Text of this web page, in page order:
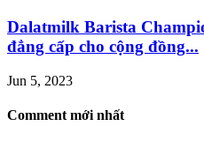
Dalatmilk Barista
đẳng cấp cho cộng đồng...
Jun 5, 2023
Comment mới nhất